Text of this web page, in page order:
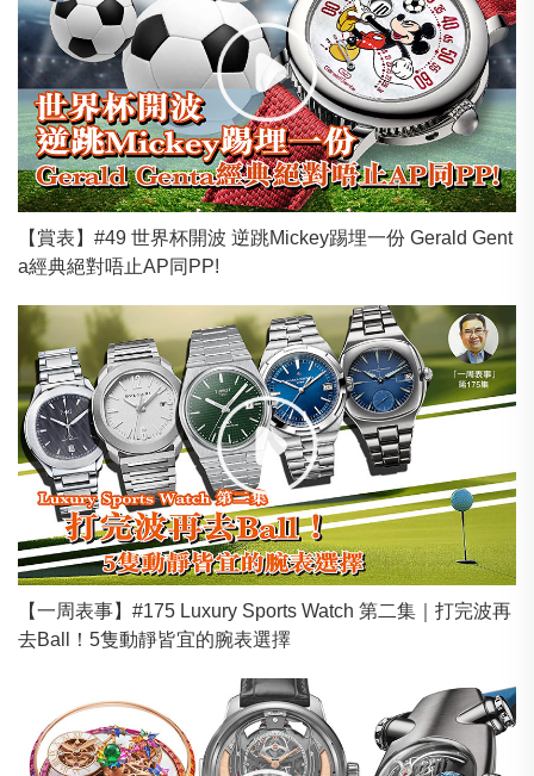
【賞表】#49 世界杯開波 逆跳Mickey踢埋一份 Gerald Gent
a經典絕對唔止AP同PP!
【一周表事】#175 Luxury Sports Watch 第二集｜打完波再
去Ball！5隻動靜皆宜的腕表選擇